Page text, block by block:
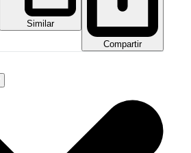
Similar
Compartir